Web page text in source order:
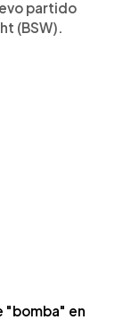
partido
(BSW).
"bomba" en